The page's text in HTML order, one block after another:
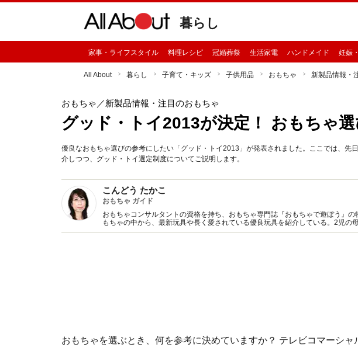
暮らし
家事・ライフスタイル 料理レシピ 冠婚葬祭 生活家電 ハンドメイド 妊娠
All About 暮らし 子育て・キッズ 子供用品 おもちゃ 新製品情報・
おもちゃ ／新製品情報・注目のおもちゃ
グッド・トイ2013が決定！ おもちゃ
優良なおもちゃ選びの参考にしたい「グッド・トイ2013」が発表されました。ここでは、先
介しつつ、グッド・トイ選定制度についてご説明します。
こんどう たかこ
おもちゃ ガイド
おもちゃコンサルタントの資格を持ち、おもちゃ専門誌『おもちゃで遊ぼう』
もちゃの中から、最新玩具や長く愛されている優良玩具を紹介している。2児の
事を執筆する他、ママ関連のプランニングも手掛ける。
おもちゃを選ぶとき、何を参考に決めていますか？ テレビコマーシ